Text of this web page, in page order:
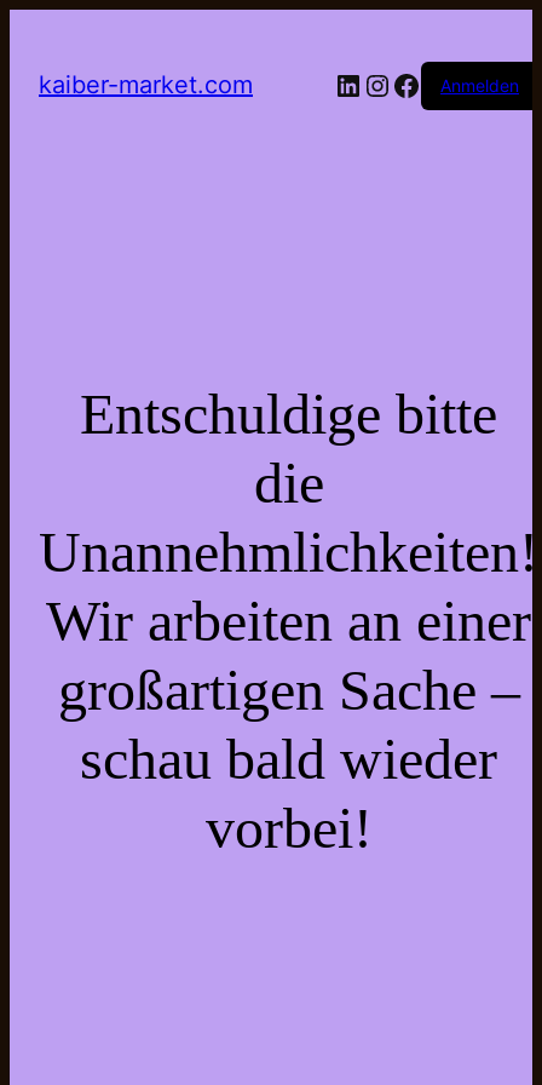
kaiber-market.com LinkedIn
Instagram
Facebook
Anmelden
Entschuldige bitte
die
Unannehmlichkeiten!
Wir arbeiten an einer
großartigen Sache –
schau bald wieder
vorbei!